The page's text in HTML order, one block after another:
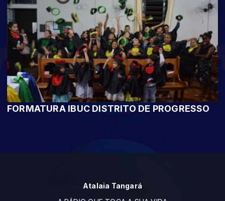
FORMATURA IBUC DISTRITO DE PROGRESSO
Atalaia Tangará